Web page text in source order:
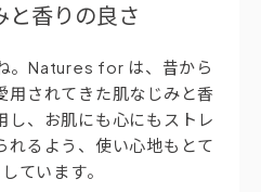
と香りの良さ
。Natures for は、昔から
用されてきた肌なじみと香
し、お肌にも心にもストレ
れるよう、使い心地もとて
ています。